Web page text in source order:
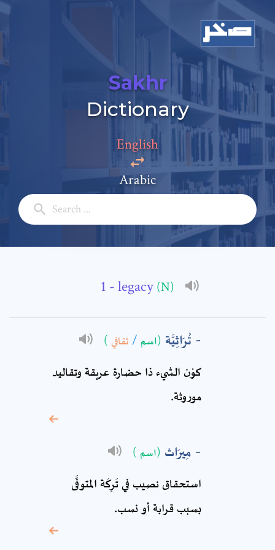
Sakhr
Dictionary
English
Arabic
- legacy (N)
تُرَاثِيَّة (اسم / ثقافي )
كوْن الشيء ذا حضارة عريقة وتقاليد
موروثة.
مِيرَاث (اسم )
استحقاق نصيب في تَرِكَة المتوفَّى
بسبب قرابة أو نسب.
Add a comment
Email: *
Full Name: *
Subject: *
Comment: *
* sign, it means are
required fields